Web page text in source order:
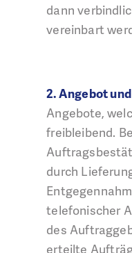
dann
vereinbart
2. Angebot
Angebote,
freibleibend.
durch
telefonischer
des
erteilte